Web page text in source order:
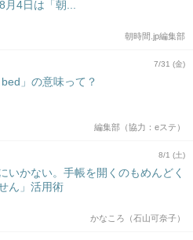
4日は「朝...
朝時間.jp編集部
7/31 (金)
」の意味って？
編集部（協力：eステ）
8/1 (土)
いかない。手帳を開くのもめんどく
ん」活用術
かなころ（石山可奈子）